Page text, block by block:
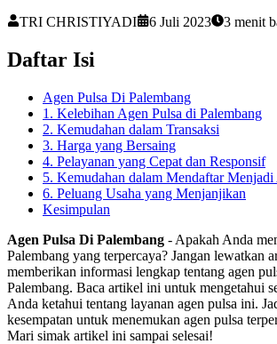
TRI CHRISTIYADI 6 Juli 2023 3 menit
Daftar Isi
Agen Pulsa Di Palembang
1. Kelebihan Agen Pulsa di Palembang
2. Kemudahan dalam Transaksi
3. Harga yang Bersaing
4. Pelayanan yang Cepat dan Responsif
5. Kemudahan dalam Mendaftar Menjadi
6. Peluang Usaha yang Menjanjikan
Kesimpulan
Agen Pulsa Di Palembang - Apakah Anda
Palembang yang terpercaya? Jangan lewatkan
memberikan informasi lengkap tentang agen
Palembang. Baca artikel ini untuk mengetahui
Anda ketahui tentang layanan agen pulsa ini.
kesempatan untuk menemukan agen pulsa
Mari simak artikel ini sampai selesai!